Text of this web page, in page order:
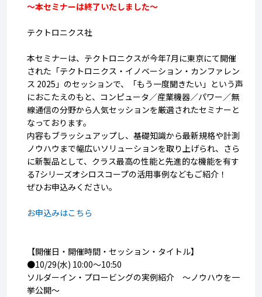
～本セミナーは終了いたしました～
テクトロニクス社
本セミナーは、テクトロニクスが今年7月に東京にて開催
された「テクトロニクス・イノベーション・カンファレン
ス 2025」のセッションで、「もう一度聞きたい」という声
におこたえのもと、コンピュータ／産業機器／パワー／無
線通信の分野から人気セッションを厳選されたセミナーと
なっております。
内容もブラッシュアップし、基礎知識から最新規格や計測
ノウハウまで幅広いソリューションを取り上げられ、さら
に新製品として、クラス最高の性能と先進的な機能を有す
る7シリーズオシロスコープの活用事例などもご紹介！
ぜひお申込みください。
お申込みはこちら
【開催日・開催時間・セッション・タイトル】
●10/29(水) 10:00～10:50
ソルダーイン・プロービングの実例紹介 ～ノウハウを一
挙公開～